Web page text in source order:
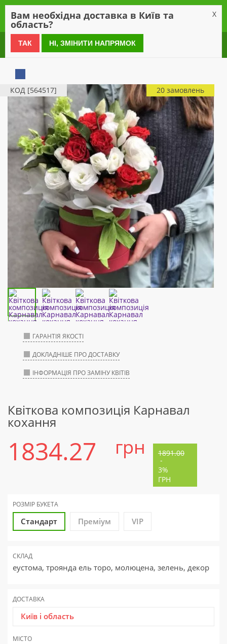
0 800 21 54 55
КОД [564517] 20 замовлень
ГАРАНТІЯ ЯКОСТІ
ДОКЛАДНІШЕ ПРО ДОСТАВКУ
ІНФОРМАЦІЯ ПРО ЗАМІНУ КВІТІВ
Квіткова композиція Карнавал
кохання
1834.27 грн 1891.00
-
3%
ГРН
РОЗМІР БУКЕТА
Стандарт Преміум VIP
СКЛАД
еустома, троянда ель торо, молюцена, зелень, декор
ДОСТАВКА
Київ і область
МІСТО
Вам необхідна доставка в Київ та
область?
X
ТАК НІ, ЗМІНИТИ НАПРЯМОК